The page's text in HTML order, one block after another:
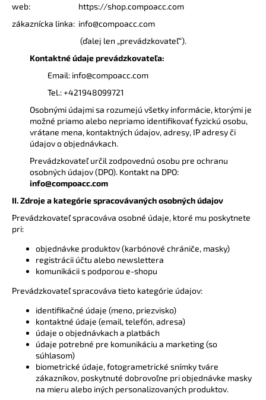
web: https://shop.compoacc.com
zákaznícka linka: info@compoacc.com
(ďalej len „prevádzkovateľ“).
Kontaktné údaje prevádzkovateľa:
Email: info@compoacc.com
Tel.: +421948099721
Osobnými údajmi sa rozumejú všetky informácie, ktorými je
možné priamo alebo nepriamo identifikovať fyzickú osobu,
vrátane mena, kontaktných údajov, adresy, IP adresy či
údajov o objednávkach.
Prevádzkovateľ určil zodpovednú osobu pre ochranu
osobných údajov (DPO). Kontakt na DPO:
info@compoacc.com
II. Zdroje a kategórie spracovávaných osobných údajov
Prevádzkovateľ spracováva osobné údaje, ktoré mu poskytnete
pri:
objednávke produktov (karbónové chrániče, masky)
registrácii účtu alebo newslettera
komunikácii s podporou e-shopu
Prevádzkovateľ spracováva tieto kategórie údajov:
identifikačné údaje (meno, priezvisko)
kontaktné údaje (email, telefón, adresa)
údaje o objednávkach a platbách
údaje potrebné pre komunikáciu a marketing (so
súhlasom)
biometrické údaje, fotogrametrické snímky tváre
zákazníkov, poskytnuté dobrovoľne pri objednávke masky
na mieru alebo iných personalizovaných produktov.
á
j
HĽADAŤ
d
p
o
m
ŠPORTOVÁ
OCHRANNÁ
MASKA
BRADY
ČEĽUSTE